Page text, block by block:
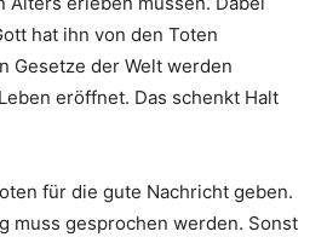
hat ihn von den Toten
Gesetze der Welt werden
eröffnet. Das schenkt Halt
für die gute Nachricht geben.
muss gesprochen werden. Sonst